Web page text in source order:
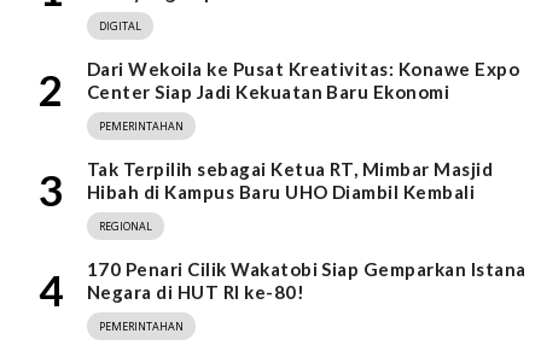
DIGITAL
2
Dari Wekoila ke Pusat Kreativitas: Konawe Expo
Center Siap Jadi Kekuatan Baru Ekonomi
PEMERINTAHAN
3
Tak Terpilih sebagai Ketua RT, Mimbar Masjid
Hibah di Kampus Baru UHO Diambil Kembali
REGIONAL
4
170 Penari Cilik Wakatobi Siap Gemparkan Istana
Negara di HUT RI ke-80!
PEMERINTAHAN